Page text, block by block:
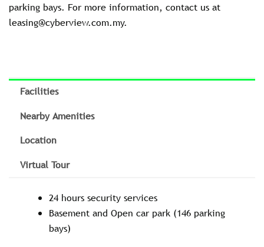
parking bays. For more information, contact us at
leasing@cyberview.com.my.
Facilities
Nearby Amenities
Location
Virtual Tour
24 hours security services
Basement and Open car park (146 parking
bays)